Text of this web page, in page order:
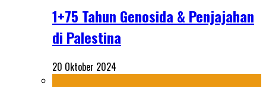
1+75 Tahun Genosida & Penjajahan
di Palestina
20 Oktober 2024